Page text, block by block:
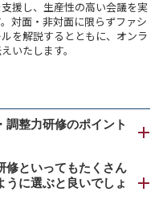
援し、生産性の高い会議を実
対面・非対面に限らずファシ
を解説するとともに、オンラ
いたします。
調整力研修のポイント
・調整力研修のポイン
「会議など日常業務で
修といってもたくさん
うに選ぶと良いでしょ